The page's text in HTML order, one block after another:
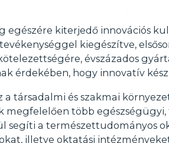
kiterjedő innovációs
kiegészítve,
évszázados
érdekében, hogy innovatív
társadalmi és szakmai
több
segíti a természettudományos
illetve oktatási